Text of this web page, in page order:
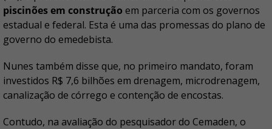
piscinões em construção em parceria com os governos
estadual e federal. Esta é uma das promessas do plano de
governo do emedebista.
Nunes também disse que, no primeiro mandato, foram
investidos R$ 7,6 bilhões em drenagem, microdrenagem,
canalização de córrego e contenção de encostas.
Contudo, na avaliação do pesquisador do Cemaden, o